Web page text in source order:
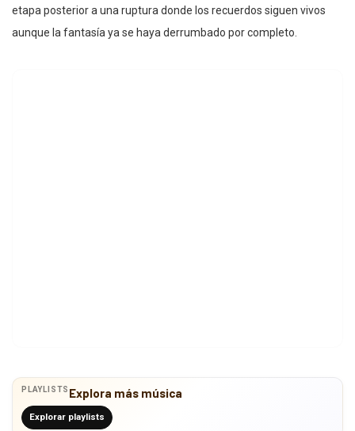
etapa posterior a una ruptura donde los recuerdos siguen vivos
aunque la fantasía ya se haya derrumbado por completo.
PLAYLISTS Explora más música
Explorar playlists